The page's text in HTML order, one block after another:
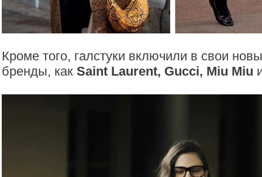
Кроме того, галстуки включили в свои
бренды, как Saint Laurent, Gucci, Miu Miu